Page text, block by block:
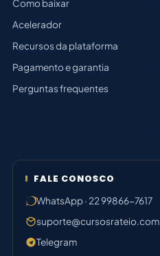
Como baixar
Acelerador
Recursos da plataforma
Pagamento e garantia
Perguntas frequentes
FALE CONOSCO
WhatsApp · 22 99866-7617
suporte@cursosrateio.com
Telegram